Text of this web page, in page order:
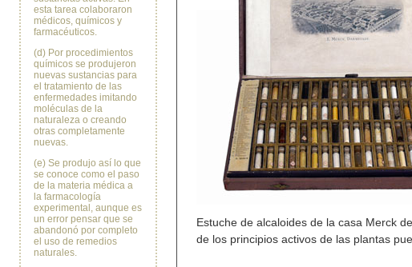
esta tarea colaboraron
médicos, químicos y
farmacéuticos.
(d) Por procedimientos
químicos se produjeron
nuevas sustancias para
el tratamiento de las
enfermedades imitando
moléculas de la
naturaleza o creando
otras completamente
nuevas.
(e) Se produjo así lo que
se conoce como el paso
de la materia médica a
la farmacología
experimental, aunque es
un error pensar que se
abandonó por completo
el uso de remedios
naturales.
Estuche de alcaloides de la casa Merck
de los principios activos de las plantas